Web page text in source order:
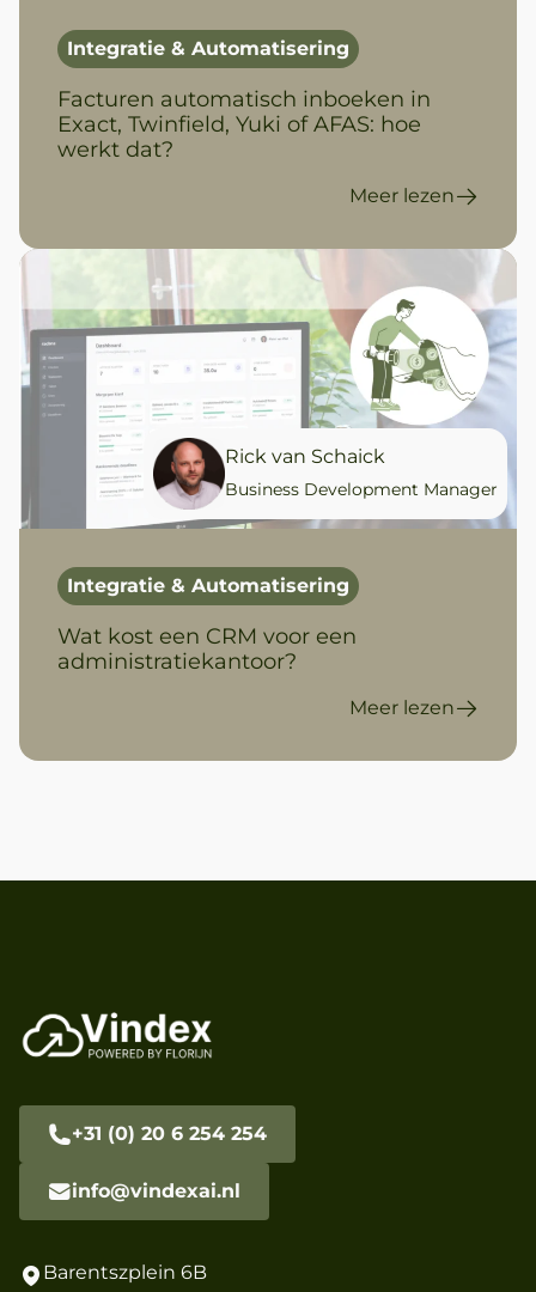
Integratie & Automatisering
Facturen automatisch inboeken in
Exact, Twinfield, Yuki of AFAS: hoe
werkt dat?
Meer lezen
Rick van Schaick
Business Development Manager
Integratie & Automatisering
Wat kost een CRM voor een
administratiekantoor?
Meer lezen
+31 (0) 20 6 254 254
info@vindexai.nl
Barentszplein 6B